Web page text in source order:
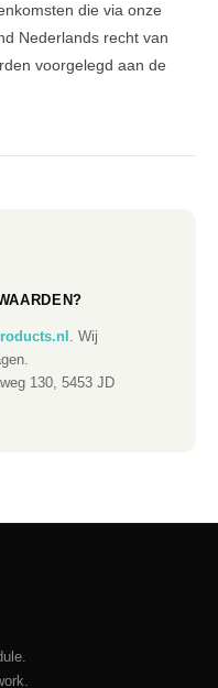
die via onze
Nederlands recht van
voorgelegd aan de
. Wij
130, 5453 JD